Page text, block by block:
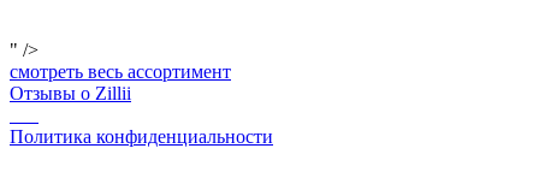
" />
смотреть весь ассортимент
Отзывы о Zillii
Политика конфиденциальности